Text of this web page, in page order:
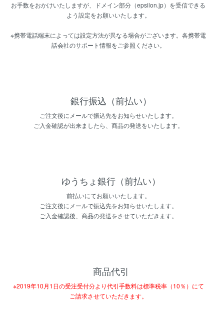
お手数をおかけいたしますが、ドメイン部分（epsilon.jp）を受信できる
よう設定をお願いいたします。
※携帯電話端末によっては設定方法が異なる場合がございます。各携帯電
話会社のサポート情報をご参照ください。
銀行振込（前払い）
ご注文後にメールで振込先をお知らせいたします。
ご入金確認が出来ましたら、商品の発送をいたします。
ゆうちょ銀行（前払い）
前払いにてお願いいたします。
ご注文後にメールで振込先をお知らせいたします。
ご入金確認後、商品の発送をさせていただきます。
商品代引
※2019年10月1日の受注受付分より代引手数料は標準税率（10％）にて
ご請求させていただきます。